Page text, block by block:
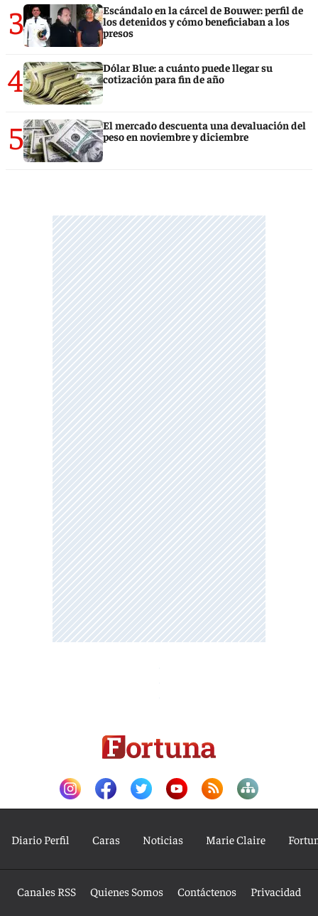
3
Escándalo en la cárcel de Bouwer: perfil de
los detenidos y cómo beneficiaban a los
presos
4
Dólar Blue: a cuánto puede llegar su
cotización para fin de año
5
El mercado descuenta una devaluación del
peso en noviembre y diciembre
Diario Perfil Caras Noticias Marie Claire
Canales RSS Quienes Somos Contáctenos
Privacidad